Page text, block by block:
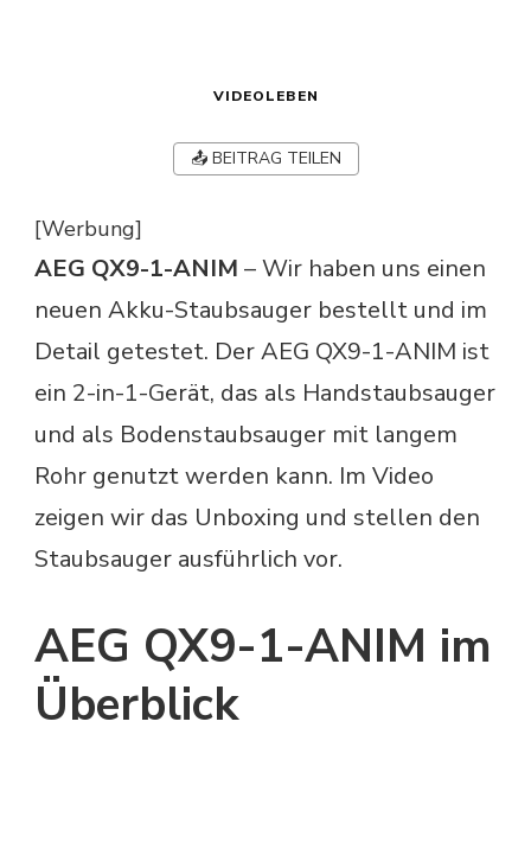
VIDEOLEBEN
📤 BEITRAG TEILEN
[Werbung]
AEG QX9-1-ANIM – Wir haben uns einen
neuen Akku-Staubsauger bestellt und im
Detail getestet. Der AEG QX9-1-ANIM ist
ein 2-in-1-Gerät, das als Handstaubsauger
und als Bodenstaubsauger mit langem
Rohr genutzt werden kann. Im Video
zeigen wir das Unboxing und stellen den
Staubsauger ausführlich vor.
AEG QX9-1-ANIM im
Überblick